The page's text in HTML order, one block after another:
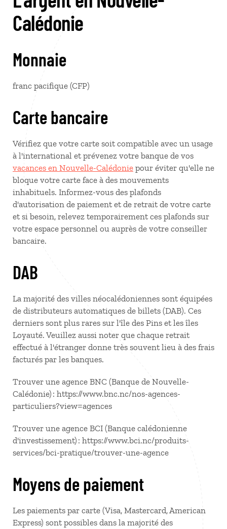
Calédonie
Monnaie
franc pacifique (CFP)
Carte bancaire
Vérifiez que votre carte soit compatible avec un usage
à l'international et prévenez votre banque de vos
vacances en Nouvelle-Calédonie pour éviter qu'elle ne
bloque votre carte face à des mouvements
inhabituels. Informez-vous des plafonds
d'autorisation de paiement et de retrait de votre carte
et si besoin, relevez temporairement ces plafonds sur
votre espace personnel ou auprès de votre conseiller
bancaire.
DAB
La majorité des villes néocalédoniennes sont équipées
de distributeurs automatiques de billets (DAB). Ces
derniers sont plus rares sur l'île des Pins et les îles
Loyauté. Veuillez aussi noter que chaque retrait
effectué à l'étranger donne très souvent lieu à des frais
facturés par les banques.
Trouver une agence BNC (Banque de Nouvelle-
Calédonie) : https://www.bnc.nc/nos-agences-
particuliers?view=agences
Trouver une agence BCI (Banque calédonienne
d'investissement) : https://www.bci.nc/produits-
services/bci-pratique/trouver-une-agence
Moyens de paiement
Les paiements par carte (Visa, Mastercard, American
Express) sont possibles dans la majorité des